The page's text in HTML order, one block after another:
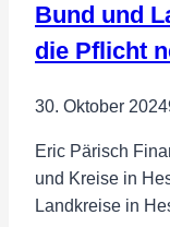
Bund und
die Pflicht
30. Oktober 2024
Eric Pärisch
und Kreise in
Landkreise in